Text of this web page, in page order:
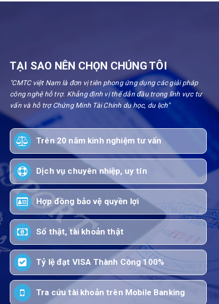
TẠI SAO NÊN CHỌN CHÚNG TÔI
"CMTC việt Nam là đơn vị tiên phong ứng dụng các giải pháp
công nghệ hỗ trợ. Khẳng định vị thế dẫn đầu trong lĩnh vực tư
vấn và hỗ trợ Chứng Minh Tài Chính du học, du lịch"
Trên 20 năm kinh nghiệm tư vấn
Dịch vụ chuyên nhiệp, uy tín
Hợp đồng bảo vệ quyền lợi
Sổ thật, tài khoản thật
Tỷ lệ đạt VISA Thành Công 100%
Tra cứu tài khoản trên Mobile Banking